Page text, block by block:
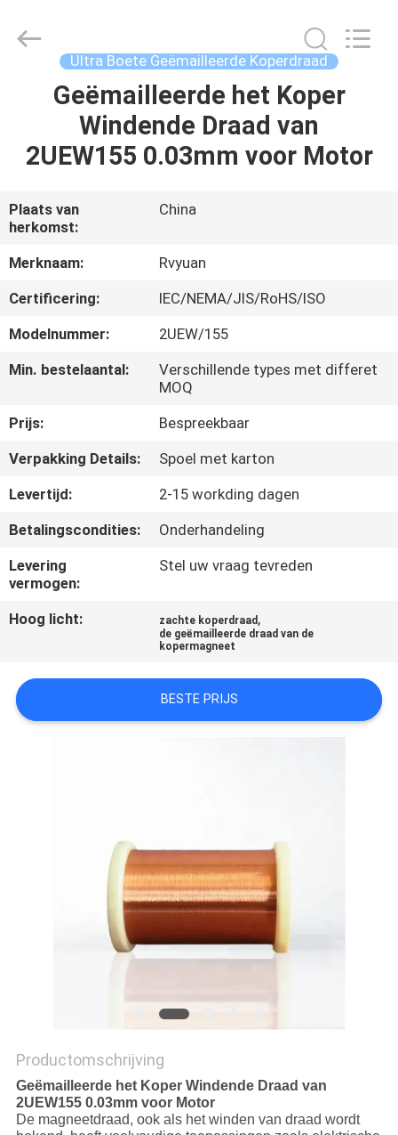
HUIS
PRODUCTEN
VIDEOS
ONGEVEER
ONS
KWALITEITSCONTROLE
CONTACTEER
ONS
NIEUWS
VERZOEK
CITAAT
SITEMAP
Material
Co,.Ltd.
Ultra Boete Geëmailleerde Koperdraad
Geëmailleerde het Koper
Windende Draad van
2UEW155 0.03mm voor Motor
Plaats van
herkomst:
China
Merknaam:
Rvyuan
Certificering:
IEC/NEMA/JIS/RoHS/ISO
Modelnummer:
2UEW/155
Min. bestelaantal:
Verschillende types met differet
MOQ
Prijs:
Bespreekbaar
Verpakking Details:
Spoel met karton
Levertijd:
2-15 workding dagen
Betalingscondities:
Onderhandeling
Levering
vermogen:
Stel uw vraag tevreden
Hoog licht: zachte koperdraad ,
de geëmailleerde draad van de
kopermagneet
BESTE PRIJS
Productomschrijving
Geëmailleerde het Koper Windende Draad van
2UEW155 0.03mm voor Motor
De magneetdraad, ook als het winden van draad wordt